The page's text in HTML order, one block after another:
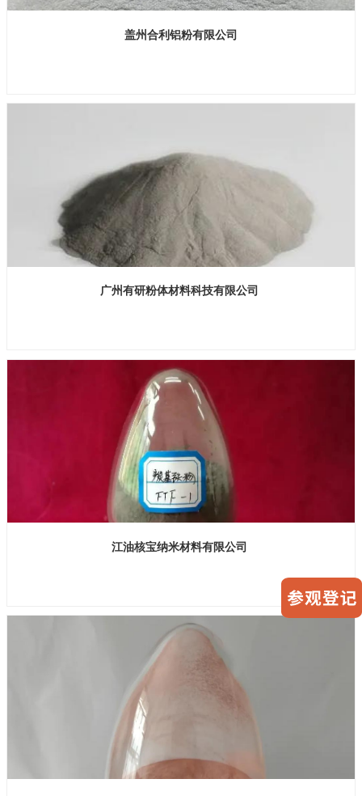
盖州合利铝粉有限公司
展位号：H1馆 B750
广州有研粉体材料科技有限公司
展位号：H1馆 B725
江油核宝纳米材料有限公司
展位号：H1馆 B249